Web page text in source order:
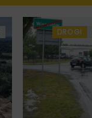
DROGI